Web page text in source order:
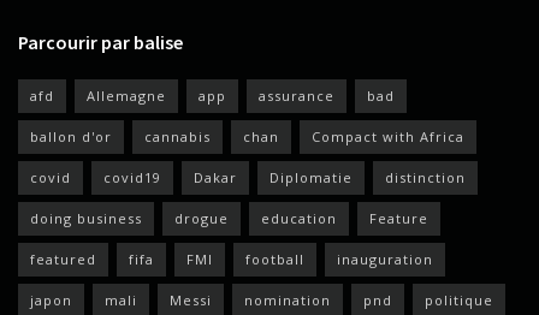
Parcourir par balise
afd Allemagne app assurance bad
ballon d'or cannabis chan Compact with Africa
covid covid19 Dakar Diplomatie distinction
doing business drogue education Feature
featured fifa FMI football inauguration
japon mali Messi nomination pnd politique